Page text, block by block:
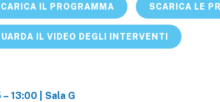
IL PROGRAMMA SCARICA LE
IL VIDEO DEGLI INTERVENTI
– 13:00 | Sala G